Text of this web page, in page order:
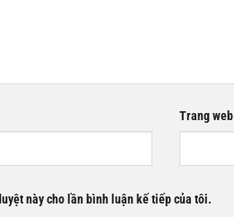
Trang web
này cho lần bình luận kế tiếp của tôi.